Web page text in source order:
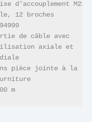
d'accouplement M23,
12 broches
de câble avec
axiale et
pièce jointe à la
m